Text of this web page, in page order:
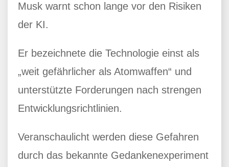
Musk warnt schon lange vor den Risiken
der KI.
Er bezeichnete die Technologie einst als
„weit gefährlicher als Atomwaffen“ und
unterstützte Forderungen nach strengen
Entwicklungsrichtlinien.
Veranschaulicht werden diese Gefahren
durch das bekannte Gedankenexperiment